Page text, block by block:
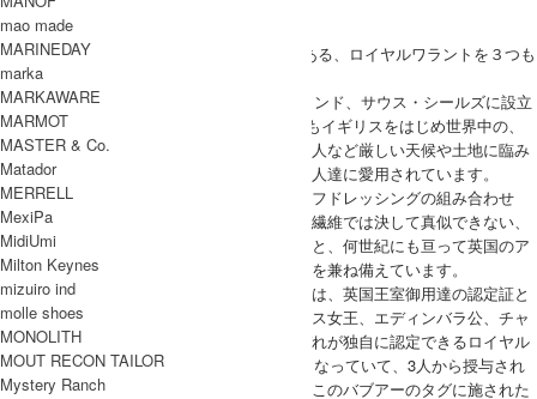
BARBOUR
Barbour (バブアー)は英国王室御用達の証である、ロイヤルワラントを３つも
獲得した、由緒ある名門ブランド。
1894年、ジョン・バーブアーによりイングランド、サウス・シールズに設立
されたバブアーは、100年以上経った現在でもイギリスをはじめ世界中の、
ファーマー、船員、オートバイライダー、軍人など厳しい天候や土地に臨み
衣服に最高の保護、機能性を求めるあらゆる人達に愛用されています。
生地には最高級のエジプト綿とソーンプルーフドレッシングの組み合わせ
で、防水性と通気性を両立させており、化学繊維では決して真似できない、
アウトドアでの激しい使用に対応した機能性と、何世紀にも亘って英国のア
ウトドアーズマンに試されてきた高い耐久性を兼ね備えています。
Barbourのタグ、ロゴの横に並んだ3つの紋章は、英国王室御用達の認定証と
して知られるロイヤルワラントで、エリザベス女王、エディンバラ公、チャ
ールズ皇太子のものとなっています。それぞれが独自に認定できるロイヤル
アームス(紋章)は5年毎に再審査される規定となっていて、3人から授与され
ているのは現存するブランドでもとても稀。このバブアーのタグに施された
mao made
MARINEDAY
marka
MARKAWARE
MARMOT
MASTER & Co.
Matador
MERRELL
MexiPa
MidiUmi
Milton Keynes
mizuiro ind
molle shoes
MONOLITH
MOUT RECON TAILOR
Mystery Ranch